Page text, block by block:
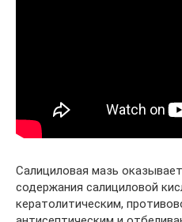
Салициловая мазь
содержания салициловой
кератолитическим,